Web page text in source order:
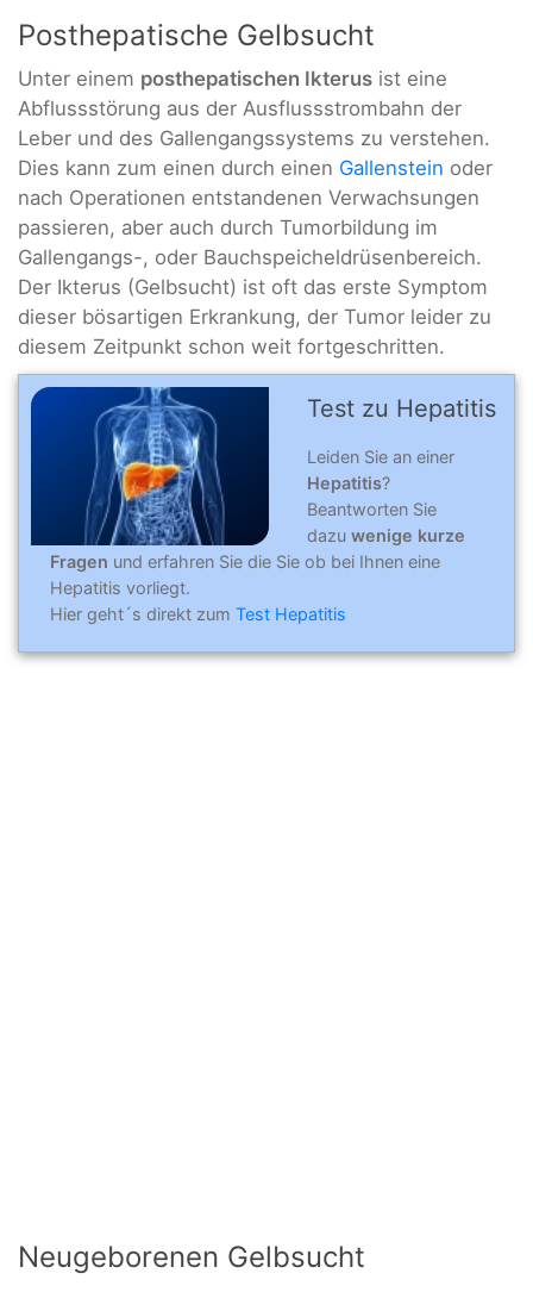
Posthepatische Gelbsucht
Unter einem posthepatischen Ikterus ist eine
Abflussstörung aus der Ausflussstrombahn der
Leber und des Gallengangssystems zu verstehen.
Dies kann zum einen durch einen Gallenstein oder
nach Operationen entstandenen Verwachsungen
passieren, aber auch durch Tumorbildung im
Gallengangs-, oder Bauchspeicheldrüsenbereich.
Der Ikterus (Gelbsucht) ist oft das erste Symptom
dieser bösartigen Erkrankung, der Tumor leider zu
diesem Zeitpunkt schon weit fortgeschritten.
Test zu Hepatitis
Leiden Sie an einer
Hepatitis?
Beantworten Sie
dazu wenige kurze
Fragen und erfahren Sie die Sie ob bei Ihnen eine
Hepatitis vorliegt.
Hier geht´s direkt zum Test Hepatitis
Neugeborenen Gelbsucht